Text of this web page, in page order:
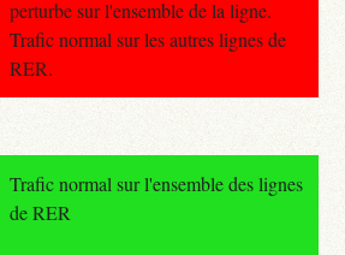
perturbe sur l'ensemble de la ligne.
Trafic normal sur les autres lignes de
RER.
Trafic normal sur l'ensemble des lignes
de RER